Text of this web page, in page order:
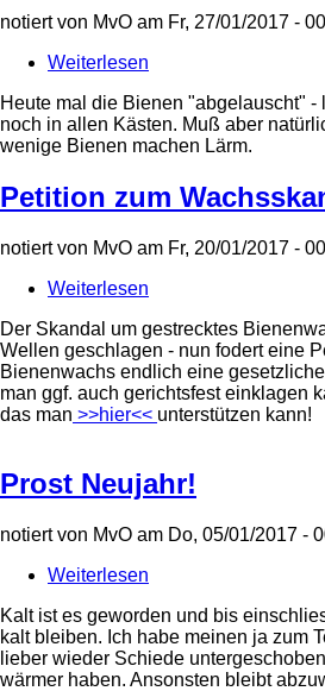
notiert von MvO am Fr, 27/01/2017 -
Weiterlesen
lauschen
Heute mal die Bienen "abgelauscht" -
noch in allen Kästen. Muß aber
wenige Bienen machen Lärm.
Petition zum
notiert von MvO am Fr, 20/01/2017 -
Weiterlesen
zum
Wachsskandal
gestartet
Der Skandal um gestrecktes
Wellen geschlagen - nun fodert eine
Bienenwachs endlich eine
man ggf. auch gerichtsfest einklagen
das man >>hier<< unterstützen kann!
Prost Neujahr!
notiert von MvO am Do, 05/01/2017 -
Weiterlesen
Neujahr!
Kalt ist es geworden und bis
kalt bleiben. Ich habe meinen ja zum
lieber wieder Schiede
wärmer haben. Ansonsten bleibt